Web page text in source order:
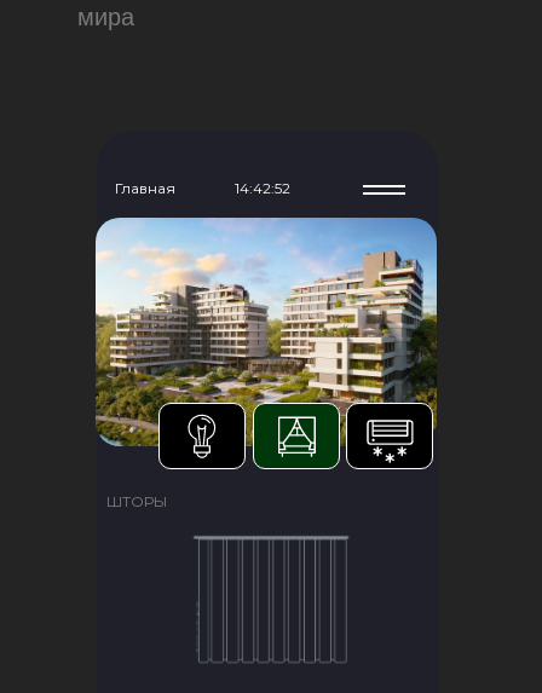
14:42:53
Главная
ШТОРЫ
мира